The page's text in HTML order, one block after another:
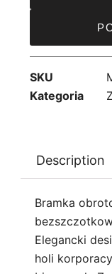
SKU
Kategoria
Description
Bramka
Elegancki
holi